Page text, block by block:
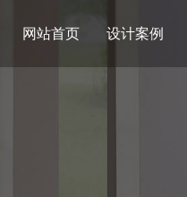
网站首页 设计案例